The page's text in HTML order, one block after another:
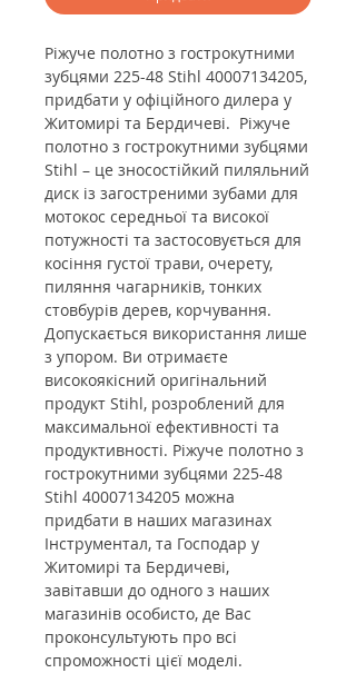
Ріжуче полотно з гострокутними
зубцями 225-48 Stihl 40007134205,
придбати у офіційного дилера у
Житомирі та Бердичеві. Ріжуче
полотно з гострокутними зубцями
Stihl – це зносостійкий пиляльний
диск із загостреними зубами для
мотокос середньої та високої
потужності та застосовується для
косіння густої трави, очерету,
пиляння чагарників, тонких
стовбурів дерев, корчування.
Допускається використання лише
з упором. Ви отримаєте
високоякісний оригінальний
продукт Stihl, розроблений для
максимальної ефективності та
продуктивності. Ріжуче полотно з
гострокутними зубцями 225-48
Stihl 40007134205 можна
придбати в наших магазинах
Інструментал, та Господар у
Житомирі та Бердичеві,
завітавши до одного з наших
магазинів особисто, де Вас
проконсультують про всі
спроможності цієї моделі.